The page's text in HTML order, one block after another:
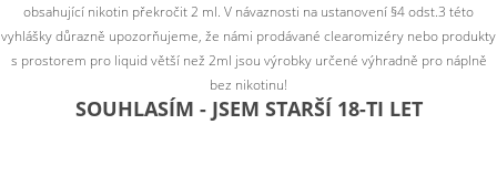
obsahující nikotin překročit 2 ml. V návaznosti na ustanovení §4 odst.3 této
vyhlášky důrazně upozorňujeme, že námi prodávané clearomizéry nebo produkty
s prostorem pro liquid větší než 2ml jsou výrobky určené výhradně pro náplně
bez nikotinu!
SOUHLASÍM - JSEM STARŠÍ 18-TI LET